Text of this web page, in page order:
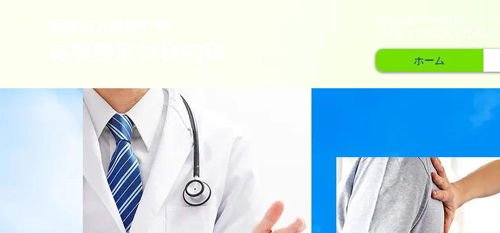
公式サイトもご覧ください
ホーム